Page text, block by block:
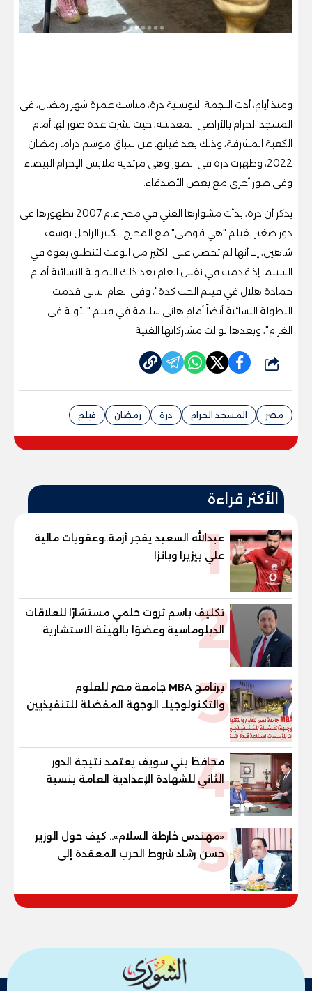
ومنذ أيام، أدت النجمة التونسية درة، مناسك عمرة شهر رمضان، فى
المسجد الحرام بالأراضي المقدسة، حيث نشرت عدة صور لها أمام
الكعبة المشرفة، وذلك بعد غيابها عن سباق موسم دراما رمضان
2022، وظهرت درة فى الصور وهي مرتدية ملابس الإحرام البيضاء
وفى صور أخرى مع بعض الأصدقاء.
يذكر أن درة، بدأت مشوارها الفني في مصر عام 2007 بظهورها فى
دور صغير بفيلم "هي فوضى" مع المخرج الكبير الراحل يوسف
شاهين، إلا أنها لم تحصل على الكثير من الوقت لتنطلق بقوة في
السينما إذ قدمت في نفس العام بعد ذلك البطولة النسائية أمام
حمادة هلال في فيلم الحب كدة"، وفى العام التالى قدمت
البطولة النسائية أيضاً أمام هانى سلامة في فيلم "الأولة فى
الغرام"، وبعدها توالت مشاركاتها الفنية.
شارك
مصر المسجد الحرام درة رمضان فيلم
الأكثر قراءة
1
عبدالله السعيد يفجر أزمة..وعقوبات مالية
علي بيزيرا وبانزا
2
تكليف باسم ثروت حلمي مستشارًا للعلاقات
الدبلوماسية وعضوًا بالهيئة الاستشارية
العليا لمنظمة «جاد جمينت يوإن»
3
برنامج MBA جامعة مصر للعلوم
والتكنولوجيا.. الوجهة المفضلة للتنفيذيين
وقيادات المؤسسات لصناعة قادة
4
محافظ بني سويف يعتمد نتيجة الدور
الثاني للشهادة الإعدادية العامة بنسبة
والنور للمكفوفين
5
«مهندس خارطة السلام».. كيف حول الوزير
حسن رشاد شروط الحرب المعقدة إلى
"خارطة طريق" للانسحاب والإعمار؟